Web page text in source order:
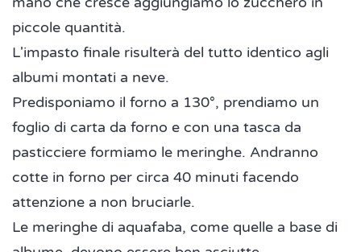
piccole quantità.
L'impasto finale risulterà del tutto identico agli
albumi montati a neve.
Predisponiamo il forno a 130°, prendiamo un
foglio di carta da forno e con una tasca da
pasticciere formiamo le meringhe. Andranno
cotte in forno per circa 40 minuti facendo
attenzione a non bruciarle.
Le meringhe di aquafaba, come quelle a base di